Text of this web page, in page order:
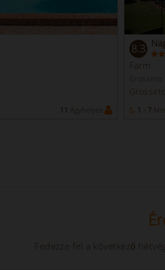
11 Ágyhelyek
8.3
Farm
Grosseto
1 - 7 Min
Fedezze fel a következő